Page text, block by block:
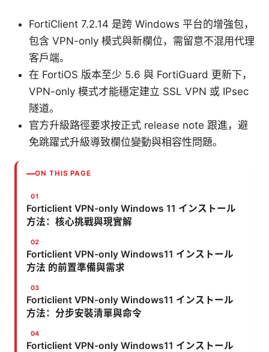
FortiClient 7.2.14 是跨 Windows 平台的增強包，
包含 VPN-only 模式與新欄位，需留意不混用代理
客戶端。
在 FortiOS 版本至少 5.6 與 FortiGuard 更新下，
VPN-only 模式才能穩定建立 SSL VPN 或 IPsec
隧道。
官方升級路徑要求按正式 release note 跟進，避
免跳躍式升級導致欄位變動與相容性問題。
ON THIS PAGE
Forticlient VPN-only Windows 11 インストール
方法：核心挑戰與現實解
Forticlient VPN-only Windows11 インストール
方法 的前置準備與需求
Forticlient VPN-only Windows11 インストール
方法：分步安裝清單與命令
Forticlient VPN-only Windows11 インストール